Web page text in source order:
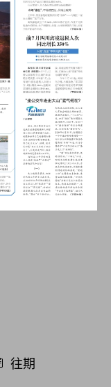
往期